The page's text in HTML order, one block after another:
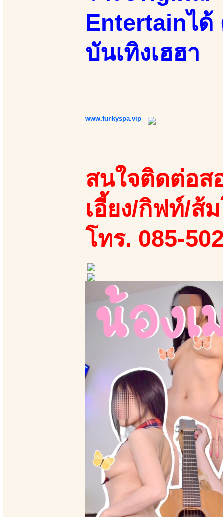
Entertainได้
บันเทิงเฮฮา
www.funkyspa.vip
สนใจติดต่อส
เอี้ยง/กิฟท์/ส้
โทร. 085-